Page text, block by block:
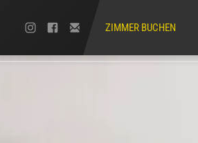
ZIMMER BUCHEN